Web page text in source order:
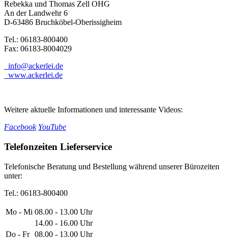
Rebekka und Thomas Zell OHG
An der Landwehr 6
D-63486 Bruchköbel-Oberissigheim
Tel.: 06183-800400
Fax: 06183-8004029
info@ackerlei.de
www.ackerlei.de
Weitere aktuelle Informationen und interessante Videos:
Facebook YouTube
Telefonzeiten Lieferservice
Telefonische Beratung und Bestellung während unserer Bürozeiten
unter:
Tel.: 06183-800400
Mo - Mi 08.00 - 13.00 Uhr
14.00 - 16.00 Uhr
Do - Fr 08.00 - 13.00 Uhr